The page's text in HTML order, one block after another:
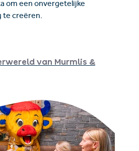
om een onvergetelijke
te creëren.
van Murmlis &